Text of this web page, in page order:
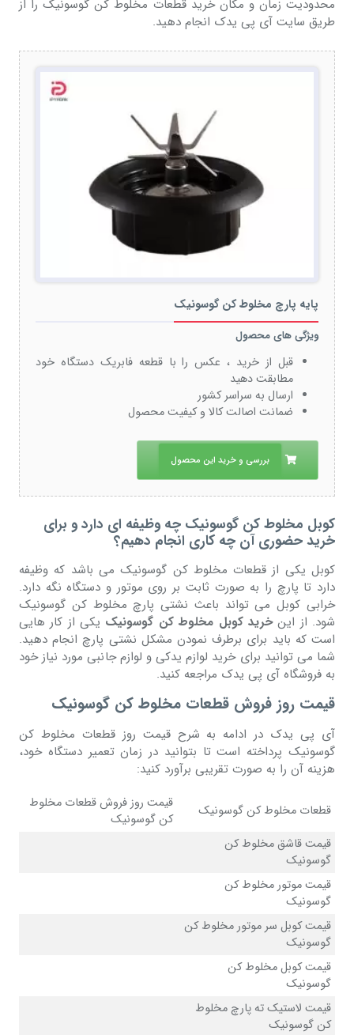
محدودیت زمان و مکان خرید قطعات مخلوط کن گوسونیک را از
طریق سایت آی پی یدک انجام دهید.
پایه پارچ مخلوط کن گوسونیک
ویژگی های محصول
قبل از خرید ، عکس را با قطعه فابریک دستگاه خود
مطابقت دهید
ارسال به سراسر کشور
ضمانت اصالت کالا و کیفیت محصول
بررسی و خرید این محصول
کوبل مخلوط کن گوسونیک چه وظیفه ای دارد و برای
خرید حضوری آن چه کاری انجام دهیم؟
کوبل یکی از قطعات مخلوط کن گوسونیک می باشد که وظیفه
دارد تا پارچ را به صورت ثابت بر روی موتور و دستگاه نگه دارد.
خرابی کوبل می تواند باعث نشتی پارچ مخلوط کن گوسونیک
شود. از اینخرید کوبل مخلوط کن گوسونیک یکی از کار هایی
است که باید برای برطرف نمودن مشکل نشتی پارچ انجام دهید.
شما می توانید برای خرید لوازم یدکی و لوازم جانبی مورد نیاز خود
به فروشگاه آی پی یدک مراجعه کنید.
قیمت روز فروش قطعات مخلوط کن گوسونیک
آی پی یدک در ادامه به شرح قیمت روز قطعات مخلوط کن
گوسونیک پرداخته است تا بتوانید در زمان تعمیر دستگاه خود،
هزینه آن را به صورت تقریبی برآورد کنید:
قطعات مخلوط کن گوسونیک
قیمت روز فروش قطعات مخلوط
کن گوسونیک
قیمت قاشق مخلوط کن
گوسونیک
قیمت موتور مخلوط کن
گوسونیک
قیمت کوبل سر موتور مخلوط کن
گوسونیک
قیمت کوبل مخلوط کن
گوسونیک
قیمت لاستیک ته پارچ مخلوط
کن گوسونیک